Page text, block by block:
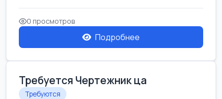
0 просмотров
Подробнее
Требуется Чертежник ца
Требуются